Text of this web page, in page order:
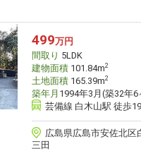
・ショージ白木店まで1400m（
499万円
間取り 5LDK
建物面積101.84m2
土地面積165.39m2
築年月 1994年3月(築32年6
芸備線 白木山駅 徒歩
広島県広島市安佐北区
三田